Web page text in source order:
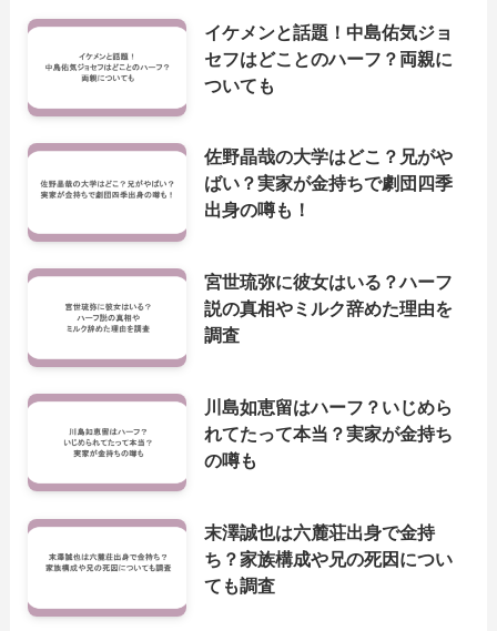
イケメンと話題！中島佑気ジョ
セフはどことのハーフ？両親に
ついても
佐野晶哉の大学はどこ？兄がや
ばい？実家が金持ちで劇団四季
出身の噂も！
宮世琉弥に彼女はいる？ハーフ
説の真相やミルク辞めた理由を
調査
川島如恵留はハーフ？いじめら
れてたって本当？実家が金持ち
の噂も
末澤誠也は六麓荘出身で金持
ち？家族構成や兄の死因につい
ても調査